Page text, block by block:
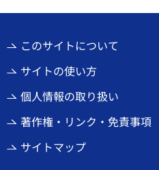
このサイトについて
サイトの使い方
個人情報の取り扱い
著作権・リンク・免責事項
サイトマップ